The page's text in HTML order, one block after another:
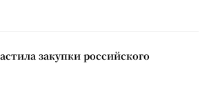
закупки российского